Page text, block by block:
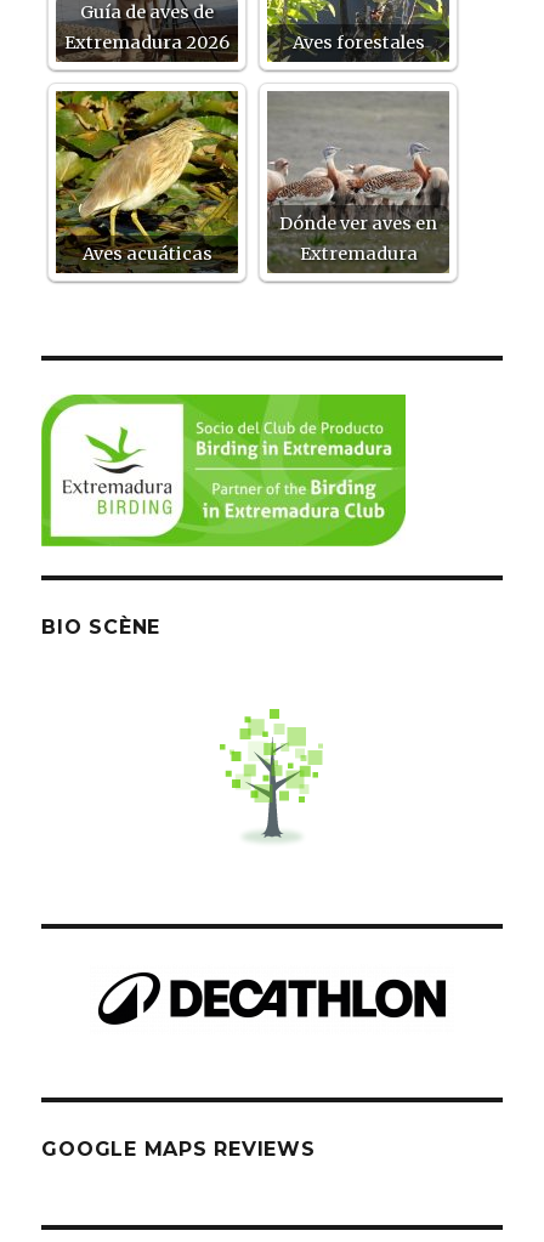
Guía de aves de
Extremadura 2026
Aves forestales
Aves acuáticas
Dónde ver aves en
Extremadura
BIO SCÈNE
GOOGLE MAPS REVIEWS